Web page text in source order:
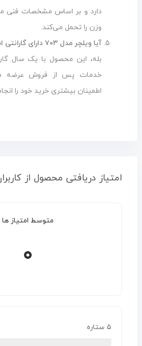
وزن را تحمل می‌کند.
آیا ویلچر مدل ۷۰۳ دارای گارانتی است؟
خدمات پس از فروش عرضه
اطمینان بیشتری خرید خود را
امتیاز دریافتی محصول از
متوسط امتیاز ها
۰
۵ ستاره